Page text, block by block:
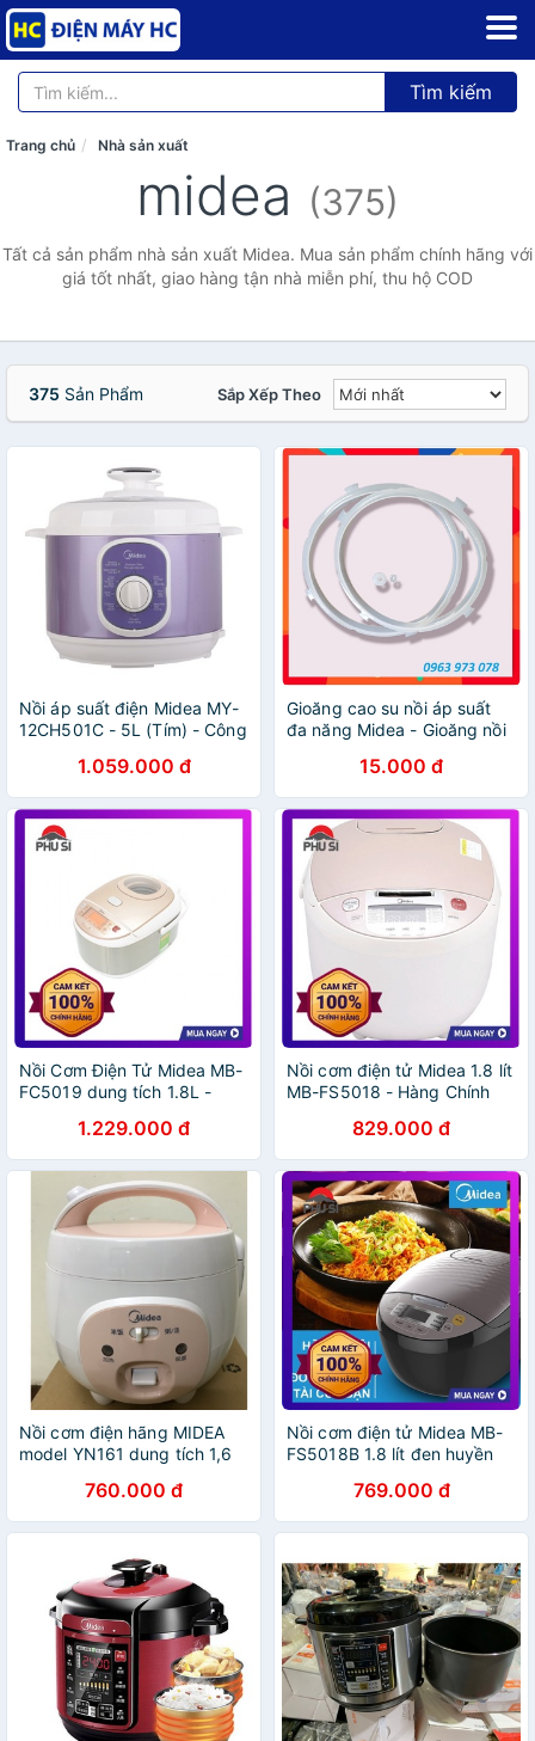
Tìm kiếm
Trang chủ Nhà sản xuất
midea (375)
Tất cả sản phẩm nhà sản xuất Midea. Mua sản phẩm chính hãng với
giá tốt nhất, giao hàng tận nhà miễn phí, thu hộ COD
375 Sản Phẩm Sắp Xếp Theo
Nồi áp suất điện Midea MY-
12CH501C - 5L (Tím) - Công
1.059.000 đ
Gioăng cao su nồi áp suất
đa năng Midea - Gioăng nồi
15.000 đ
Nồi Cơm Điện Tử Midea MB-
FC5019 dung tích 1.8L -
1.229.000 đ
Nồi cơm điện tử Midea 1.8 lít
MB-FS5018 - Hàng Chính
829.000 đ
Nồi cơm điện hãng MIDEA
model YN161 dung tích 1,6
760.000 đ
Nồi cơm điện tử Midea MB-
FS5018B 1.8 lít đen huyền
769.000 đ